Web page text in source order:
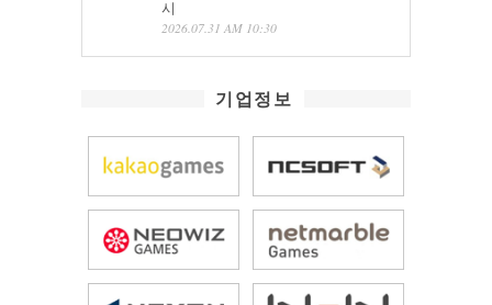
시
2026.07.31 AM 10:30
기업정보